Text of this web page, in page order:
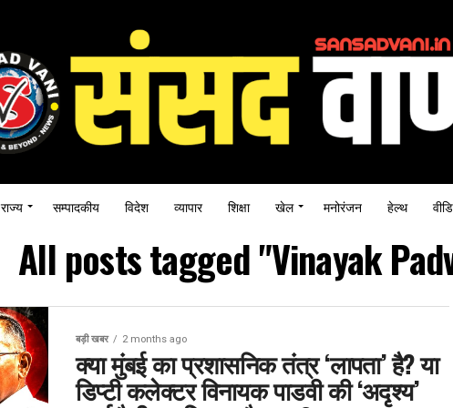
राज्य सम्पादकीय विदेश व्यापार शिक्षा खेल मनोरंजन हेल्थ
All posts tagged "Vinayak
बड़ी खबर 2 months ago
क्या मुंबई का प्रशासनिक तंत्र ‘लापता’ है? या
डिप्टी कलेक्टर विनायक पाडवी की ‘अदृश्य’